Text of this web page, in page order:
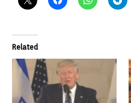
Related